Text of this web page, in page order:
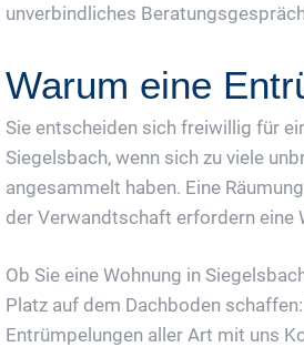
unverbindliches
Warum eine
Sie entscheiden sich freiwillig für
Siegelsbach, wenn sich zu viele
angesammelt haben. Eine
der Verwandtschaft erfordern eine
Ob Sie eine Wohnung in
Platz auf dem Dachboden
Entrümpelungen aller Art mit uns